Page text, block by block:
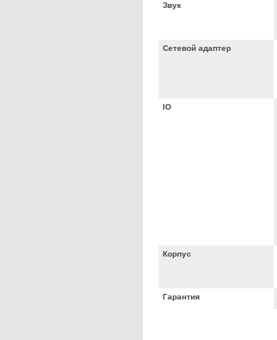
Звук
Сетевой адаптер
IO
Корпус
Гарантия